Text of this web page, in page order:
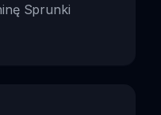
Sprunki